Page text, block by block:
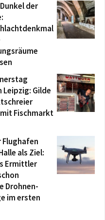
der
Leipzig: Gilde
Fischmarkt
Flughafen
als Ziel:
Ermittler
Drohnen-
im ersten